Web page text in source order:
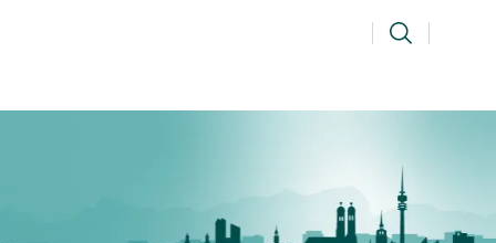
Suchen